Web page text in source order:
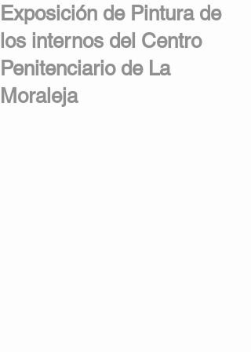
Exposición de Pintura de
los internos del Centro
Penitenciario de La
Moraleja